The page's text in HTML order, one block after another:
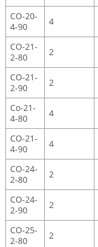
CO-20-
4-90
4
CO-21-
2-80
2
CO-21-
2-90
2
Co-21-
4-80
4
CO-21-
4-90
4
CO-24-
2-80
2
CO-24-
2-90
2
CO-25-
2-80
2